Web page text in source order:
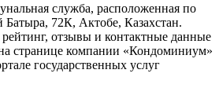
служба, расположенная по
Батыра, 72К, Актобе, Казахстан.
отзывы и контактные данные
странице компании «Кондоминиум»
государственных услуг